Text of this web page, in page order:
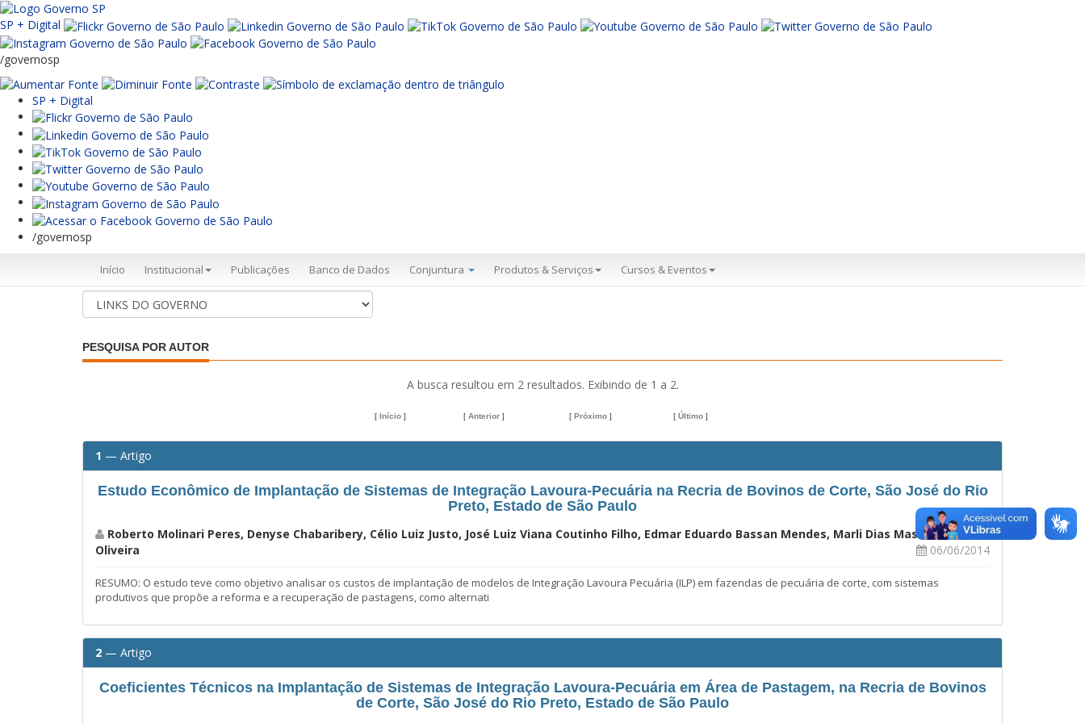
SP + Digital
/governosp
SP + Digital
/governosp
Início Institucional Publicações Banco de Dados Conjuntura Produtos & Serviços Cursos & Eventos
PESQUISA POR AUTOR
A busca resultou em 2 resultados. Exibindo de 1 a 2.
[ Início ] [ Anterior] [ Próximo ] [ Último]
1 — Artigo
Estudo Econômico de Implantação de Sistemas de Integração Lavoura-Pecuária na Recria de Bovinos de Corte, São José do Rio
Preto, Estado de São Paulo
Roberto Molinari Peres, Denyse Chabaribery, Célio Luiz Justo, José Luiz Viana Coutinho Filho, Edmar Eduardo Bassan Mendes, Marli Dias Mascarenhas
Oliveira
06/06/2014
RESUMO: O estudo teve como objetivo analisar os custos de implantação de modelos de Integração Lavoura Pecuária (ILP) em fazendas de pecuária de corte, com sistemas
produtivos que propõe a reforma e a recuperação de pastagens, como alternati
2 — Artigo
Coeficientes Técnicos na Implantação de Sistemas de Integração Lavoura-Pecuária em Área de Pastagem, na Recria de Bovinos
de Corte, São José do Rio Preto, Estado de São Paulo